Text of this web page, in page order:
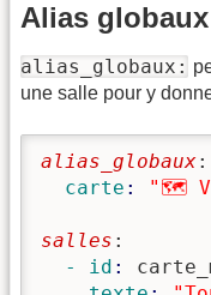
Alias
alias_globaux:
une salle pour y
alias_globaux:
  carte
: "🗺️
salles :
  - id
: